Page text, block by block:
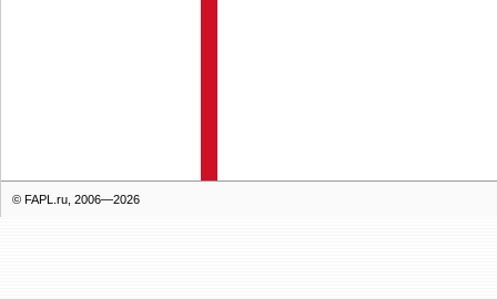
© FAPL.ru, 2006—2026